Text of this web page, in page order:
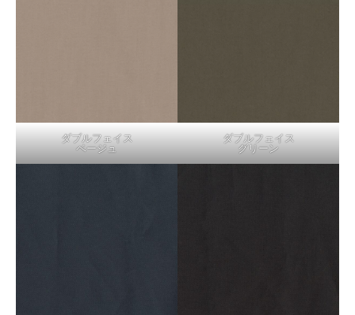
ダブルフェイス
ベージュ
ダブルフェイス
グリーン